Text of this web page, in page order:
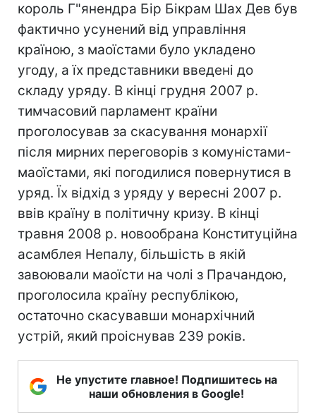
король Г"янендра Бір Бікрам Шах Дев був
фактично усунений від управління
країною, з маоїстами було укладено
угоду, а їх представники введені до
складу уряду. В кінці грудня 2007 р.
тимчасовий парламент країни
проголосував за скасування монархії
після мирних переговорів з комуністами-
маоїстами, які погодилися повернутися в
уряд. Їх відхід з уряду у вересні 2007 р.
ввів країну в політичну кризу. В кінці
травня 2008 р. новообрана Конституційна
асамблея Непалу, більшість в якій
завоювали маоїсти на чолі з Прачандою,
проголосила країну республікою,
остаточно скасувавши монархічний
устрій, який проіснував 239 років.
Не упустите главное! Подпишитесь на
наши обновления в Google!